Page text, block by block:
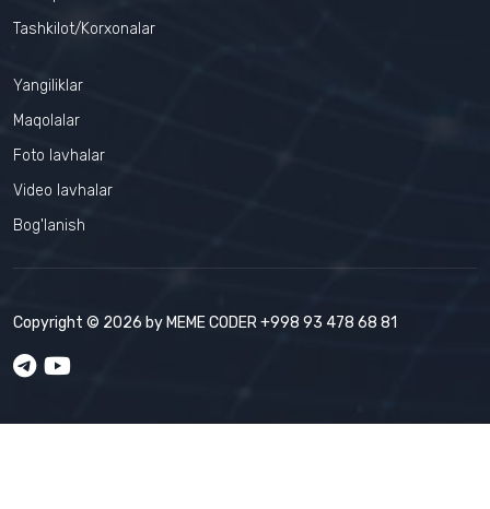
Tashkilot/Korxonalar
Yangiliklar
Maqolalar
Foto lavhalar
Video lavhalar
Bog'lanish
Copyright © 2026 by MEME CODER+998 93 478 68 81